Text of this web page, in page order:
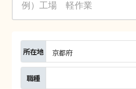
所在地 京都府
職種